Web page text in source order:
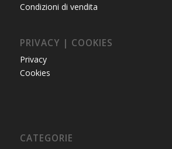
Condizioni di vendita
PRIVACY | COOKIES
Privacy
Cookies
CATEGORIE